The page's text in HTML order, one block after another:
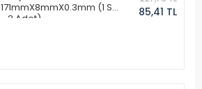
171mmX8mmX0.3mm (1 Set
- 2 Adet)
85,41 TL